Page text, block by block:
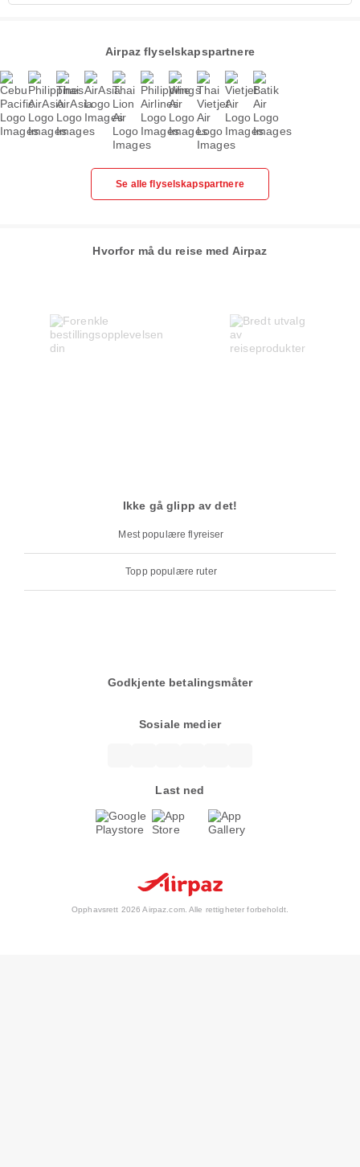
Airpaz flyselskapspartnere
Se alle flyselskapspartnere
Hvorfor må du reise med Airpaz
Ikke gå glipp av det!
Mest populære flyreiser
Topp populære ruter
Godkjente betalingsmåter
Sosiale medier
Last ned
Opphavsrett 2026 Airpaz.com. Alle rettigheter forbeholdt.